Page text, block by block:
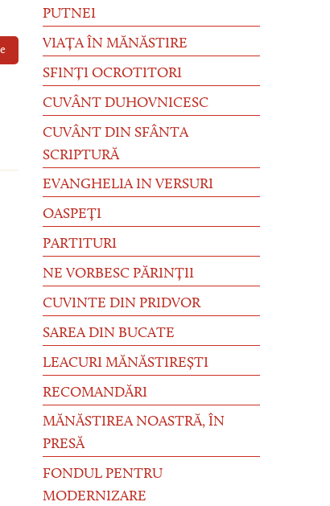
PUTNEI
VIAȚA ÎN MĂNĂSTIRE
SFINȚI OCROTITORI
CUVÂNT DUHOVNICESC
CUVÂNT DIN SFÂNTA
SCRIPTURĂ
EVANGHELIA IN VERSURI
OASPEȚI
PARTITURI
NE VORBESC PĂRINȚII
CUVINTE DIN PRIDVOR
SAREA DIN BUCATE
LEACURI MĂNĂSTIREȘTI
RECOMANDĂRI
MĂNĂSTIREA NOASTRĂ, ÎN
PRESĂ
FONDUL PENTRU
MODERNIZARE